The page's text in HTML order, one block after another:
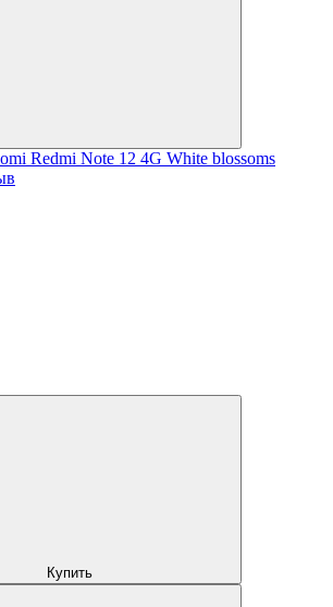
Redmi Note 12 4G White blossoms
Купить